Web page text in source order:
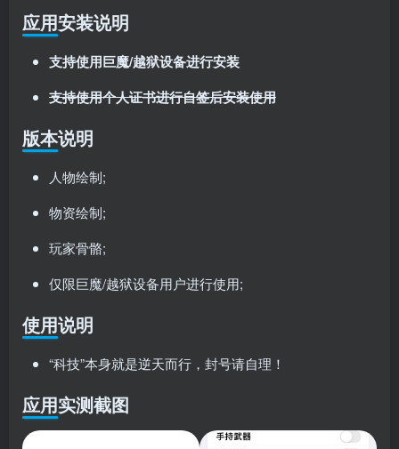
应用安装说明
支持使用巨魔/越狱设备进行安装
支持使用个人证书进行自签后安装使用
版本说明
人物绘制;
物资绘制;
玩家骨骼;
仅限巨魔/越狱设备用户进行使用;
使用说明
“科技”本身就是逆天而行，封号请自理！
应用实测截图